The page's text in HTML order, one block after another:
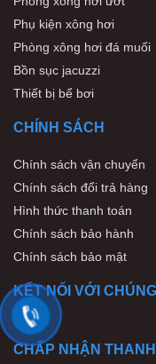
Phụ kiện xông hơi
Phòng xông hơi đá muối
Bồn sục jacuzzi
Thiết bị bể bơi
CHÍNH SÁCH
Chính sách vận chuyển
Chính sách đổi trả hàng
Hình thức thanh toán
Chính sách bảo hành
Chính sách bảo mật
KẾT NỐI VỚI CHÚNG
CHẤP NHẬN